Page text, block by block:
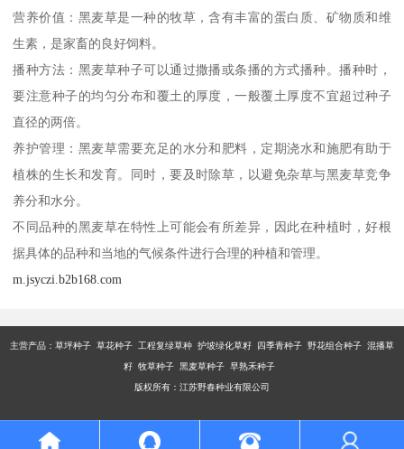
营养价值：黑麦草是一种的牧草，含有丰富的蛋白质、矿物质和维
生素，是家畜的良好饲料。
播种方法：黑麦草种子可以通过撒播或条播的方式播种。播种时，
要注意种子的均匀分布和覆土的厚度，一般覆土厚度不宜超过种子
直径的两倍。
养护管理：黑麦草需要充足的水分和肥料，定期浇水和施肥有助于
植株的生长和发育。同时，要及时除草，以避免杂草与黑麦草竞争
养分和水分。
不同品种的黑麦草在特性上可能会有所差异，因此在种植时，好根
据具体的品种和当地的气候条件进行合理的种植和管理。
m.jsyczi.b2b168.com
主营产品： 草坪种子 草花种子 工程复绿草种 护坡绿化草籽 四季青种子 野花组合种子 混播草
籽 牧草种子 黑麦草种子 早熟禾种子
版权所有：江苏野春种业有限公司